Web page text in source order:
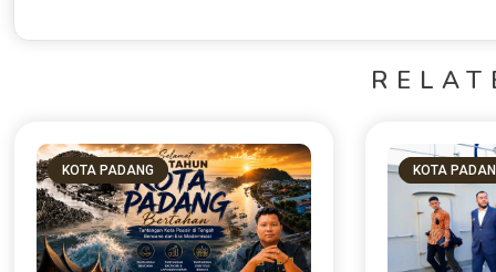
KOTA PADANG KOTA